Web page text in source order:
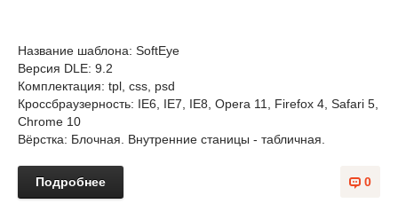
Название шаблона: SoftEye
Версия DLE: 9.2
Комплектация: tpl, css, psd
Кроссбраузерность: IE6, IE7, IE8, Opera 11, Firefox 4, Safari 5,
Chrome 10
Вёрстка: Блочная. Внутренние станицы - табличная.
0
Подробнее